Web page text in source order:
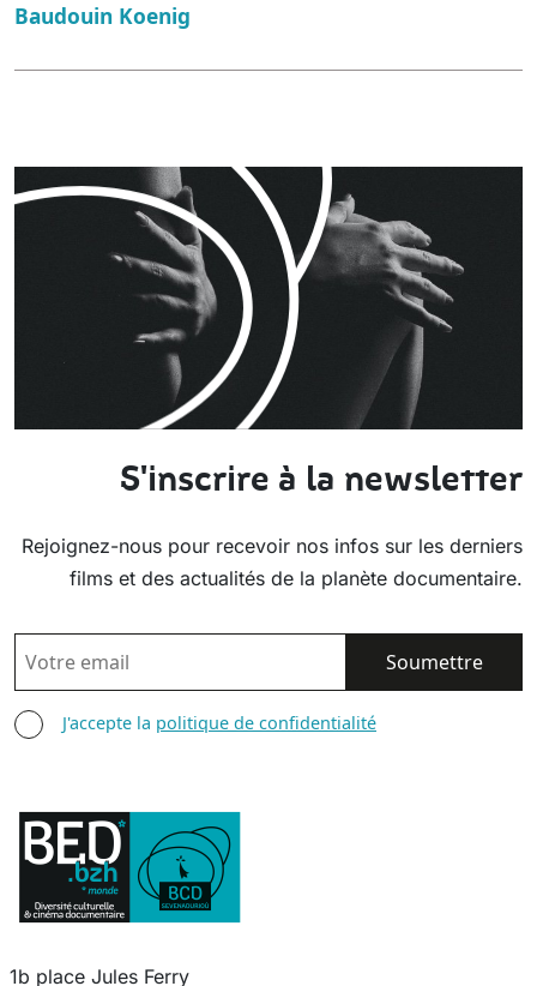
Baudouin Koenig
S'inscrire à la newsletter
Rejoignez-nous pour recevoir nos infos sur les derniers
films et des actualités de la planète documentaire.
EMAIL
AGREE TERMS
J'accepte la politique de confidentialité
1b place Jules Ferry